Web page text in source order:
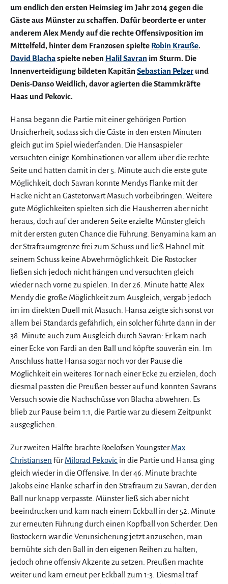
um endlich den ersten Heimsieg im Jahr 2014 gegen die
Gäste aus Münster zu schaffen. Dafür beorderte er unter
anderem Alex Mendy auf die rechte Offensivposition im
Mittelfeld, hinter dem Franzosen spielte Robin Krauße.
David Blachaspielte neben Halil Savran im Sturm. Die
Innenverteidigung bildeten Kapitän Sebastian Pelzer und
Denis-Danso Weidlich, davor agierten die Stammkräfte
Haas und Pekovic.
Hansa begann die Partie mit einer gehörigen Portion
Unsicherheit, sodass sich die Gäste in den ersten Minuten
gleich gut im Spiel wiederfanden. Die Hansaspieler
versuchten einige Kombinationen vor allem über die rechte
Seite und hatten damit in der 5. Minute auch die erste gute
Möglichkeit, doch Savran konnte Mendys Flanke mit der
Hacke nicht an Gästetorwart Masuch vorbeibringen. Weitere
gute Möglichkeiten spielten sich die Hausherren aber nicht
heraus, doch auf der anderen Seite erzielte Münster gleich
mit der ersten guten Chance die Führung. Benyamina kam an
der Strafraumgrenze frei zum Schuss und ließ Hahnel mit
seinem Schuss keine Abwehrmöglichkeit. Die Rostocker
ließen sich jedoch nicht hängen und versuchten gleich
wieder nach vorne zu spielen. In der 26. Minute hatte Alex
Mendy die große Möglichkeit zum Ausgleich, vergab jedoch
im im direkten Duell mit Masuch. Hansa zeigte sich sonst vor
allem bei Standards gefährlich, ein solcher führte dann in der
38. Minute auch zum Ausgleich durch Savran: Er kam nach
einer Ecke von Fardi an den Ball und köpfte souverän ein. Im
Anschluss hatte Hansa sogar noch vor der Pause die
Möglichkeit ein weiteres Tor nach einer Ecke zu erzielen, doch
diesmal passten die Preußen besser auf und konnten Savrans
Versuch sowie die Nachschüsse von Blacha abwehren. Es
blieb zur Pause beim 1:1, die Partie war zu diesem Zeitpunkt
ausgeglichen.
Zur zweiten Hälfte brachte Roelofsen YoungsterMax
Christiansen fürMilorad Pekovic in die Partie und Hansa ging
gleich wieder in die Offensive. In der 46. Minute brachte
Jakobs eine Flanke scharf in den Strafraum zu Savran, der den
Ball nur knapp verpasste. Münster ließ sich aber nicht
beeindrucken und kam nach einem Eckball in der 52. Minute
zur erneuten Führung durch einen Kopfball von Scherder. Den
Rostockern war die Verunsicherung jetzt anzusehen, man
bemühte sich den Ball in den eigenen Reihen zu halten,
jedoch ohne offensiv Akzente zu setzen. Preußen machte
weiter und kam erneut per Eckball zum 1:3. Diesmal traf